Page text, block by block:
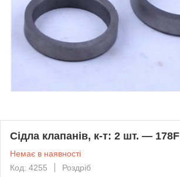
Сідла клапанів, к-т: 2 шт. — 178F
Немає в наявності
Код: 4255
Роздріб